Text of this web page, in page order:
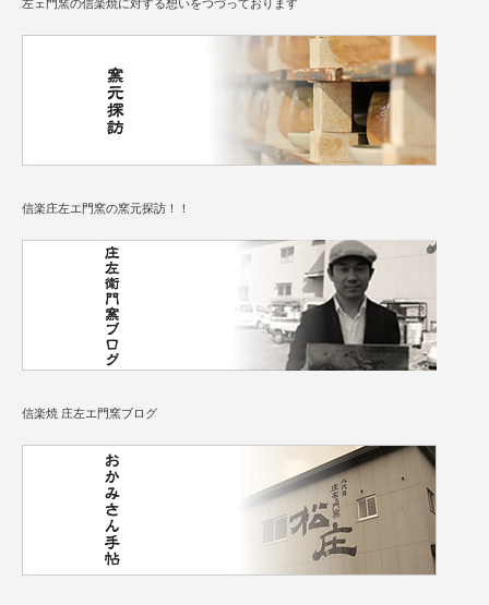
左ェ門窯の信楽焼に対する想いをつづっております
信楽庄左エ門窯の窯元探訪！！
信楽焼 庄左エ門窯ブログ